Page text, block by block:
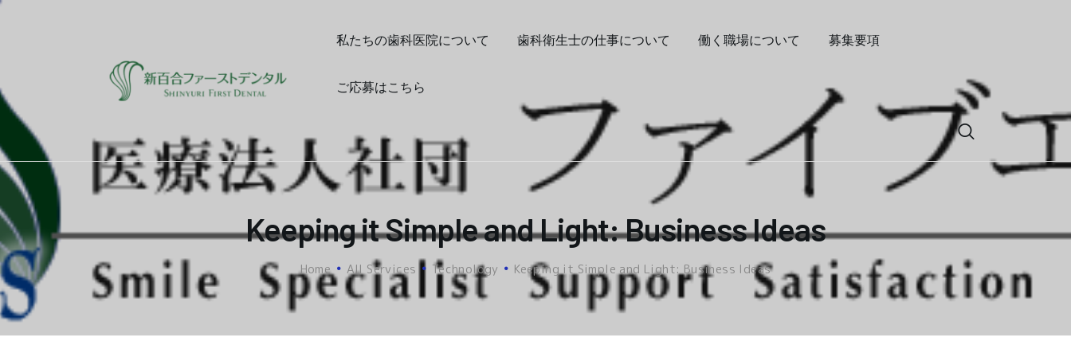
私たちの歯科医院について 歯科衛生士の仕事について 働く職場について 募集要項
ご応募はこちら
Keeping it Simple and Light: Business Ideas
Home All Services Technology Keeping it Simple and Light: Business Ideas
歯科衛生士の仕事について
働く職場について
ご応募はこちら